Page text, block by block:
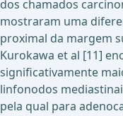
dos chamados
mostraram uma
proximal da margem
Kurokawa et al [11]
significativamente
linfonodos
pela qual para